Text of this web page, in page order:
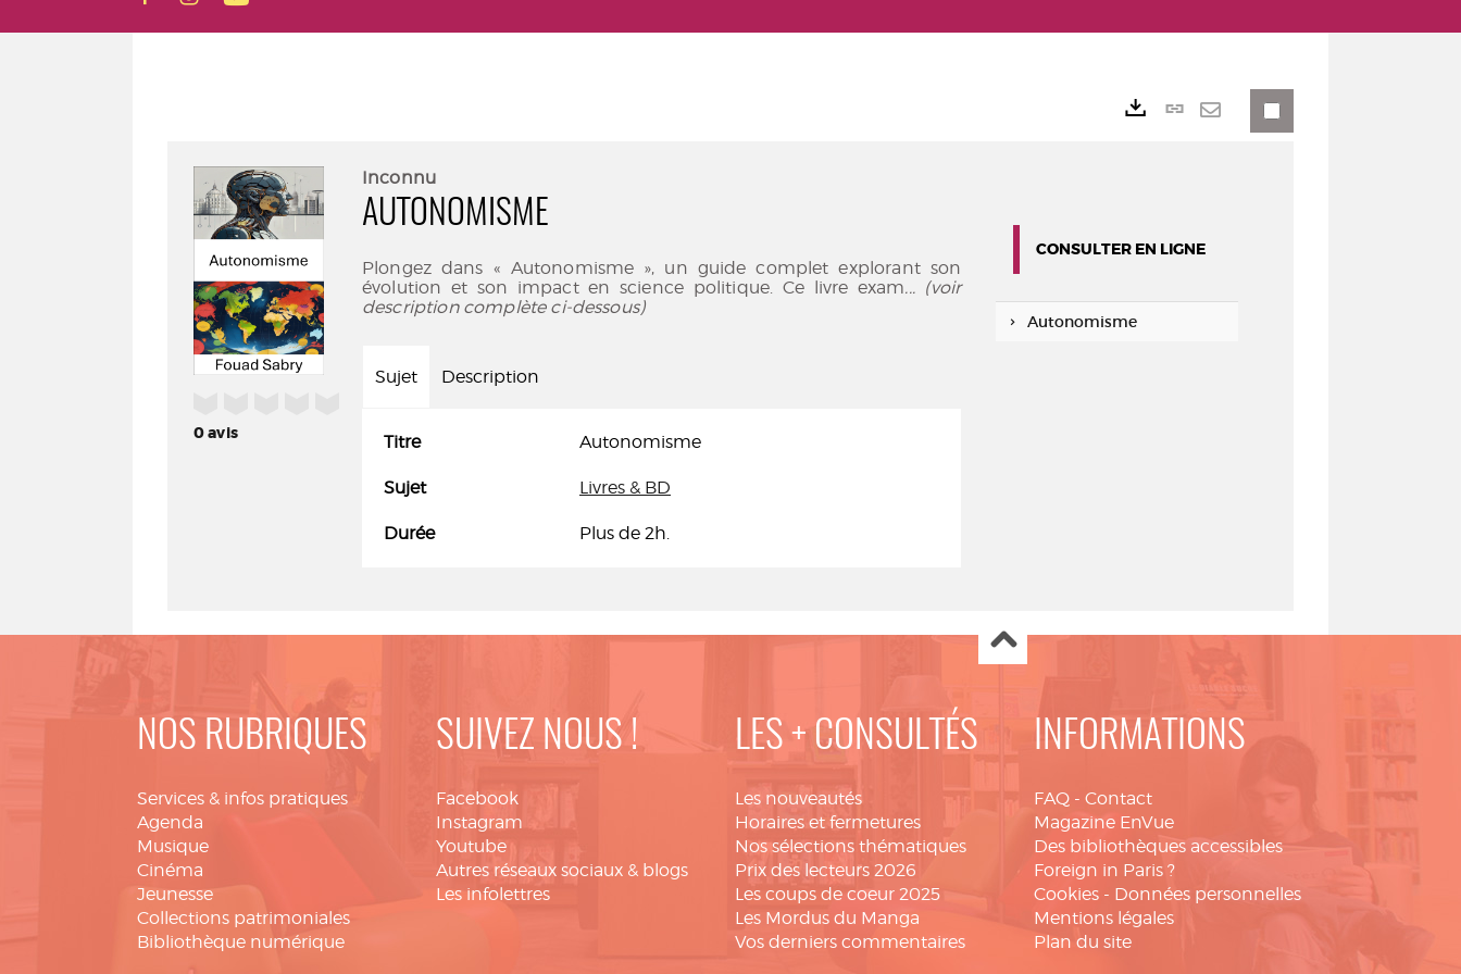
0avis
Inconnu
AUTONOMISME
Plongez dans « Autonomisme », un guide complet explorant son
évolution et son impact en science politique. Ce livre exam... (voir
description complète ci-dessous)
Sujet Description
Titre Autonomisme
Sujet Livres & BD
Durée Plus de 2h.
Lien
CONSULTER EN LIGNE
Autonomisme
NOS RUBRIQUES
Services & infos pratiques
Agenda
Musique
Cinéma
Jeunesse
Collections patrimoniales
Bibliothèque numérique
SUIVEZ NOUS !
Facebook
Instagram
Youtube
Autres réseaux sociaux & blogs
Les infolettres
LES + CONSULTÉS
Les nouveautés
Horaires et fermetures
Nos sélections thématiques
Prix des lecteurs 2026
Les coups de coeur 2025
Les Mordus du Manga
Vos derniers commentaires
INFORMATIONS
FAQ - Contact
Magazine EnVue
Des bibliothèques accessibles
Foreign in Paris ?
Cookies - Données personnelles
Mentions légales
Plan du site